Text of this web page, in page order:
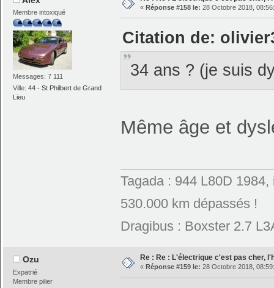
Membre intoxiqué
Messages: 7 111
Ville:44 - St Philbert de Grand
Lieu
« Réponse #158 le: 28 Octobre 2018,
Citation de:
34 ans ? (je suis
Même âge et
Tagada : 944 L80D
530.000 km dépassés !
Dragibus : Boxster 2.7
Ozu
Expatrié
Membre pilier
Re : Re : L'électrique c'est pas cher,
« Réponse #159 le: 28 Octobre 2018,